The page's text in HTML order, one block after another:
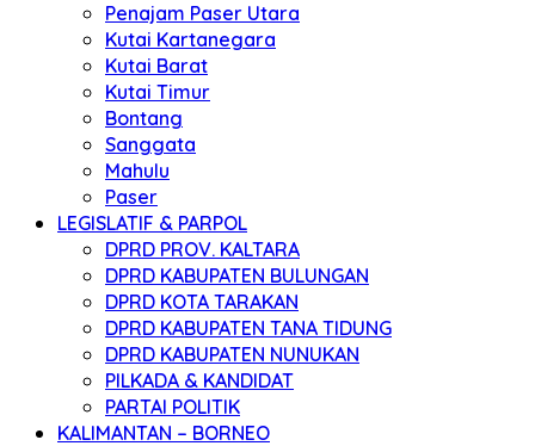
Penajam Paser Utara
Kutai Kartanegara
Kutai Barat
Kutai Timur
Bontang
Sanggata
Mahulu
Paser
LEGISLATIF & PARPOL
DPRD PROV. KALTARA
DPRD KABUPATEN BULUNGAN
DPRD KOTA TARAKAN
DPRD KABUPATEN TANA TIDUNG
DPRD KABUPATEN NUNUKAN
PILKADA & KANDIDAT
PARTAI POLITIK
KALIMANTAN – BORNEO